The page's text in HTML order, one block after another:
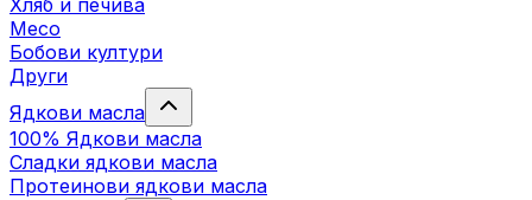
Хляб и печива
Месо
Бобови култури
Други
Ядкови масла
100% Ядкови масла
Сладки ядкови масла
Протеинови ядкови масла